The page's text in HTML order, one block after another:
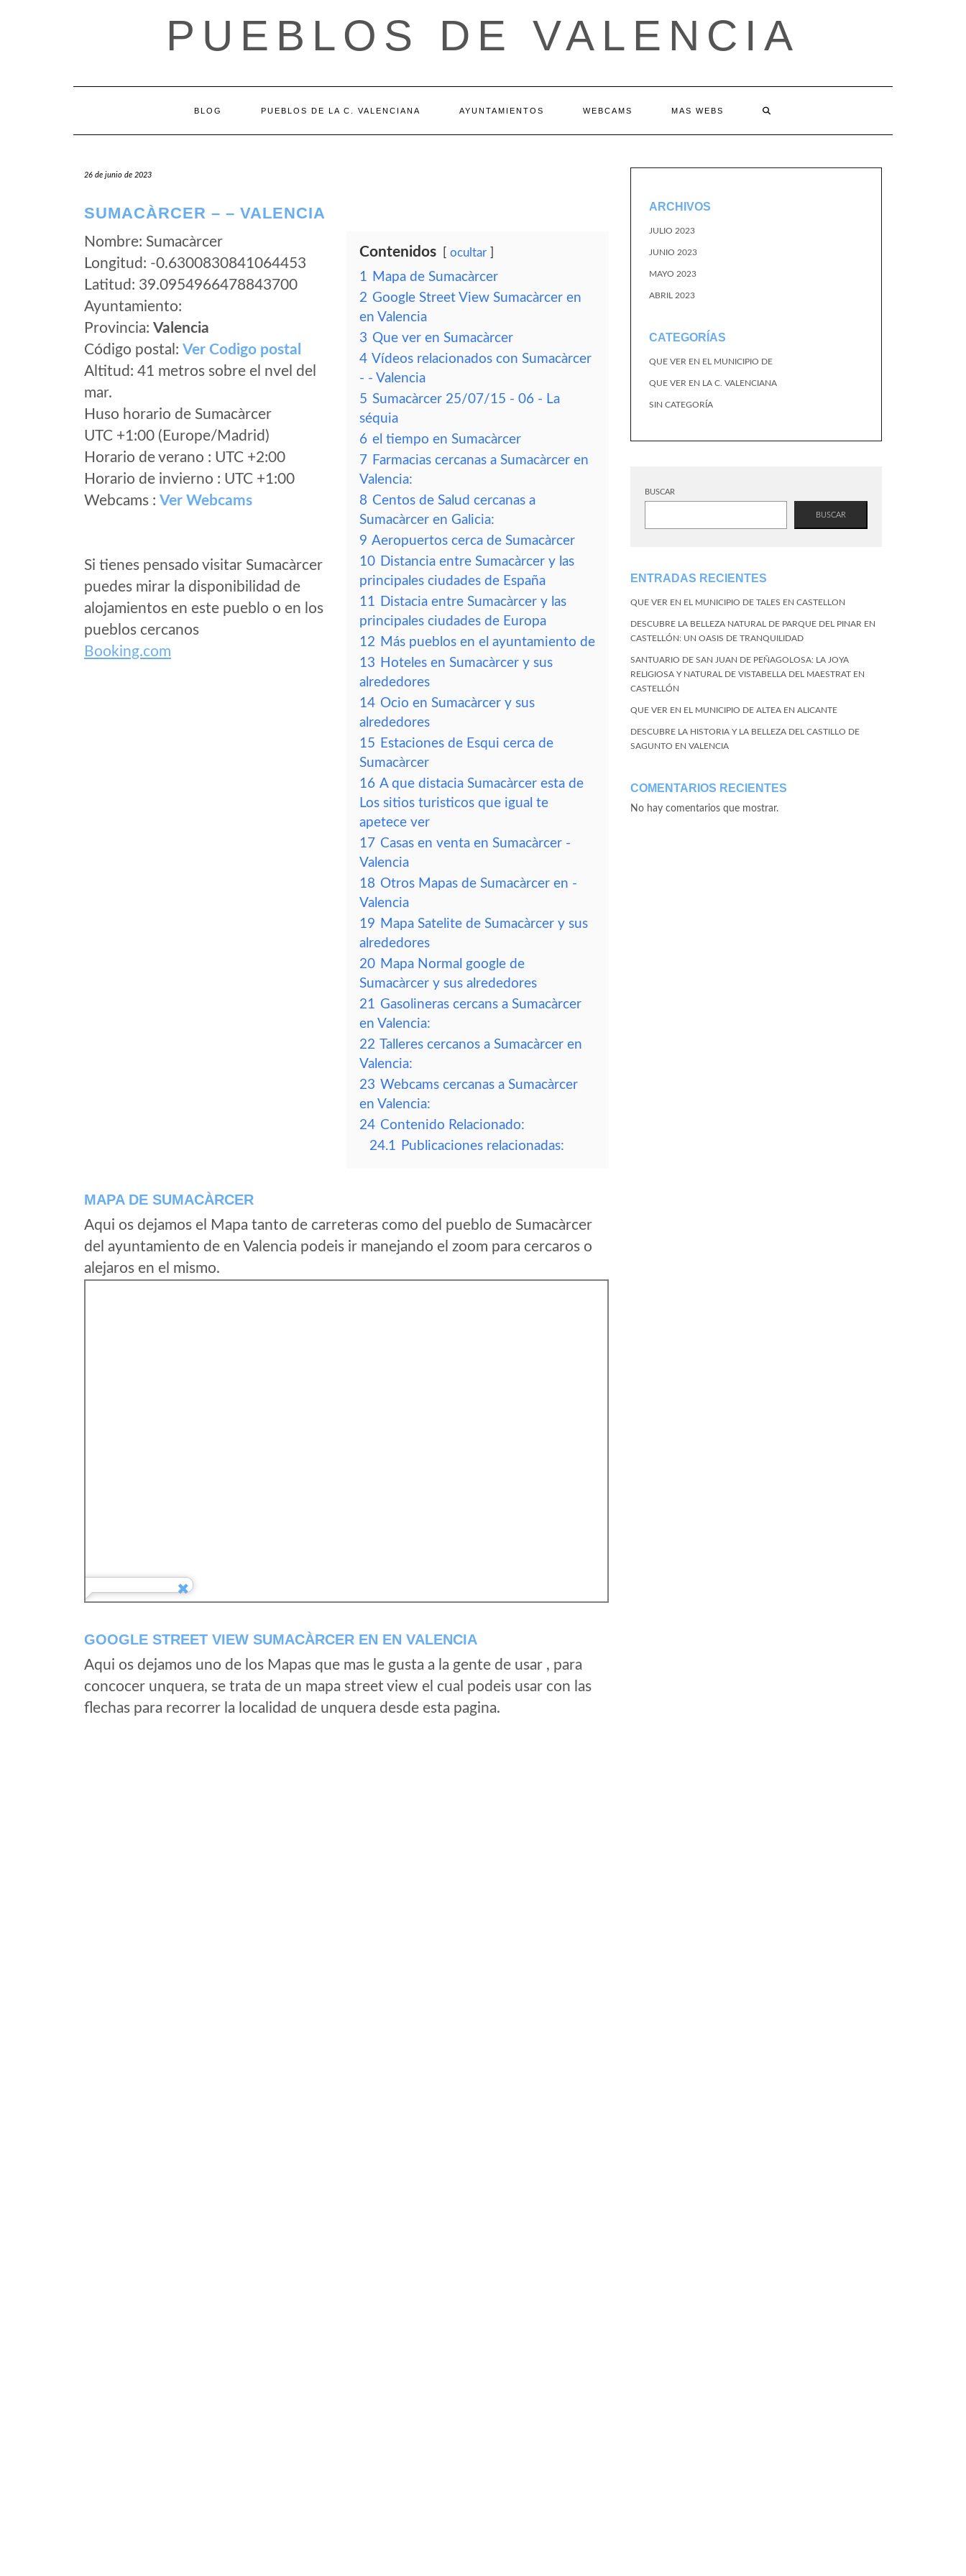
PUEBLOS DE VALENCIA
BLOG PUEBLOS DE LA C. VALENCIANA AYUNTAMIENTOS WEBCAMS MAS WEBS
26 de junio de 2023
SUMACÀRCER – – VALENCIA
Nombre: Sumacàrcer
Longitud: -0.6300830841064453
Latitud: 39.0954966478843700
Ayuntamiento:
Provincia: Valencia
Código postal: Ver Codigo postal
Altitud: 41 metros sobre el nvel del
mar.
Huso horario de Sumacàrcer
UTC +1:00 (Europe/Madrid)
Horario de verano : UTC +2:00
Horario de invierno : UTC +1:00
Webcams : Ver Webcams
Si tienes pensado visitar Sumacàrcer
puedes mirar la disponibilidad de
alojamientos en este pueblo o en los
pueblos cercanos
Booking.com
Contenidos ocultar
1 Mapa de Sumacàrcer
2 Google Street View Sumacàrcer en
en Valencia
3 Que ver en Sumacàrcer
4 Vídeos relacionados con Sumacàrcer
- - Valencia
5 Sumacàrcer 25/07/15 - 06 - La
séquia
6 el tiempo en Sumacàrcer
7 Farmacias cercanas a Sumacàrcer en
Valencia:
8 Centos de Salud cercanas a
Sumacàrcer en Galicia:
9 Aeropuertos cerca de Sumacàrcer
10 Distancia entre Sumacàrcer y las
principales ciudades de España
11 Distacia entre Sumacàrcer y las
principales ciudades de Europa
12 Más pueblos en el ayuntamiento de
13 Hoteles en Sumacàrcer y sus
alrededores
14 Ocio en Sumacàrcer y sus
alrededores
15 Estaciones de Esqui cerca de
Sumacàrcer
16 A que distacia Sumacàrcer esta de
Los sitios turisticos que igual te
apetece ver
17 Casas en venta en Sumacàrcer -
Valencia
18 Otros Mapas de Sumacàrcer en -
Valencia
19 Mapa Satelite de Sumacàrcer y sus
alrededores
20 Mapa Normal google de
Sumacàrcer y sus alrededores
21 Gasolineras cercans a Sumacàrcer
en Valencia:
22 Talleres cercanos a Sumacàrcer en
Valencia:
23 Webcams cercanas a Sumacàrcer
en Valencia:
24 Contenido Relacionado:
24.1 Publicaciones relacionadas:
MAPA DE SUMACÀRCER
Aqui os dejamos el Mapa tanto de carreteras como del pueblo de Sumacàrcer
del ayuntamiento de en Valencia podeis ir manejando el zoom para cercaros o
alejaros en el mismo.
GOOGLE STREET VIEW SUMACÀRCER EN EN VALENCIA
Aqui os dejamos uno de los Mapas que mas le gusta a la gente de usar , para
concocer unquera, se trata de un mapa street view el cual podeis usar con las
flechas para recorrer la localidad de unquera desde esta pagina.
ARCHIVOS
JULIO 2023
JUNIO 2023
MAYO 2023
ABRIL 2023
CATEGORÍAS
QUE VER EN EL MUNICIPIO DE
QUE VER EN LA C. VALENCIANA
SIN CATEGORÍA
BUSCAR
BUSCAR
ENTRADAS RECIENTES
QUE VER EN EL MUNICIPIO DE TALES EN CASTELLON
DESCUBRE LA BELLEZA NATURAL DE PARQUE DEL PINAR EN
CASTELLÓN: UN OASIS DE TRANQUILIDAD
SANTUARIO DE SAN JUAN DE PEÑAGOLOSA: LA JOYA
RELIGIOSA Y NATURAL DE VISTABELLA DEL MAESTRAT EN
CASTELLÓN
QUE VER EN EL MUNICIPIO DE ALTEA EN ALICANTE
DESCUBRE LA HISTORIA Y LA BELLEZA DEL CASTILLO DE
SAGUNTO EN VALENCIA
COMENTARIOS RECIENTES
No hay comentarios que mostrar.